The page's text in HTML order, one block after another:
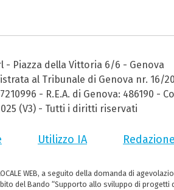
- Piazza della Vittoria 6/6 - Genova
al Tribunale di Genova nr. 16/
- R.E.A. di Genova: 486190 -
(V3) - Tutti i diritti riservati
Utilizzo IA
WEB, a seguito della domanda di
del Bando “Supporto allo sviluppo di